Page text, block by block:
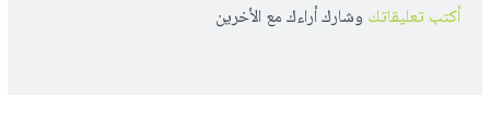
أكتب تعليقاتك وشارك أراءك مع الأخرين